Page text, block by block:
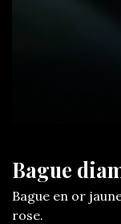
Bague
Bague en or
rose.